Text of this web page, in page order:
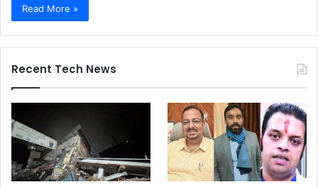
Read More »
Recent Tech News